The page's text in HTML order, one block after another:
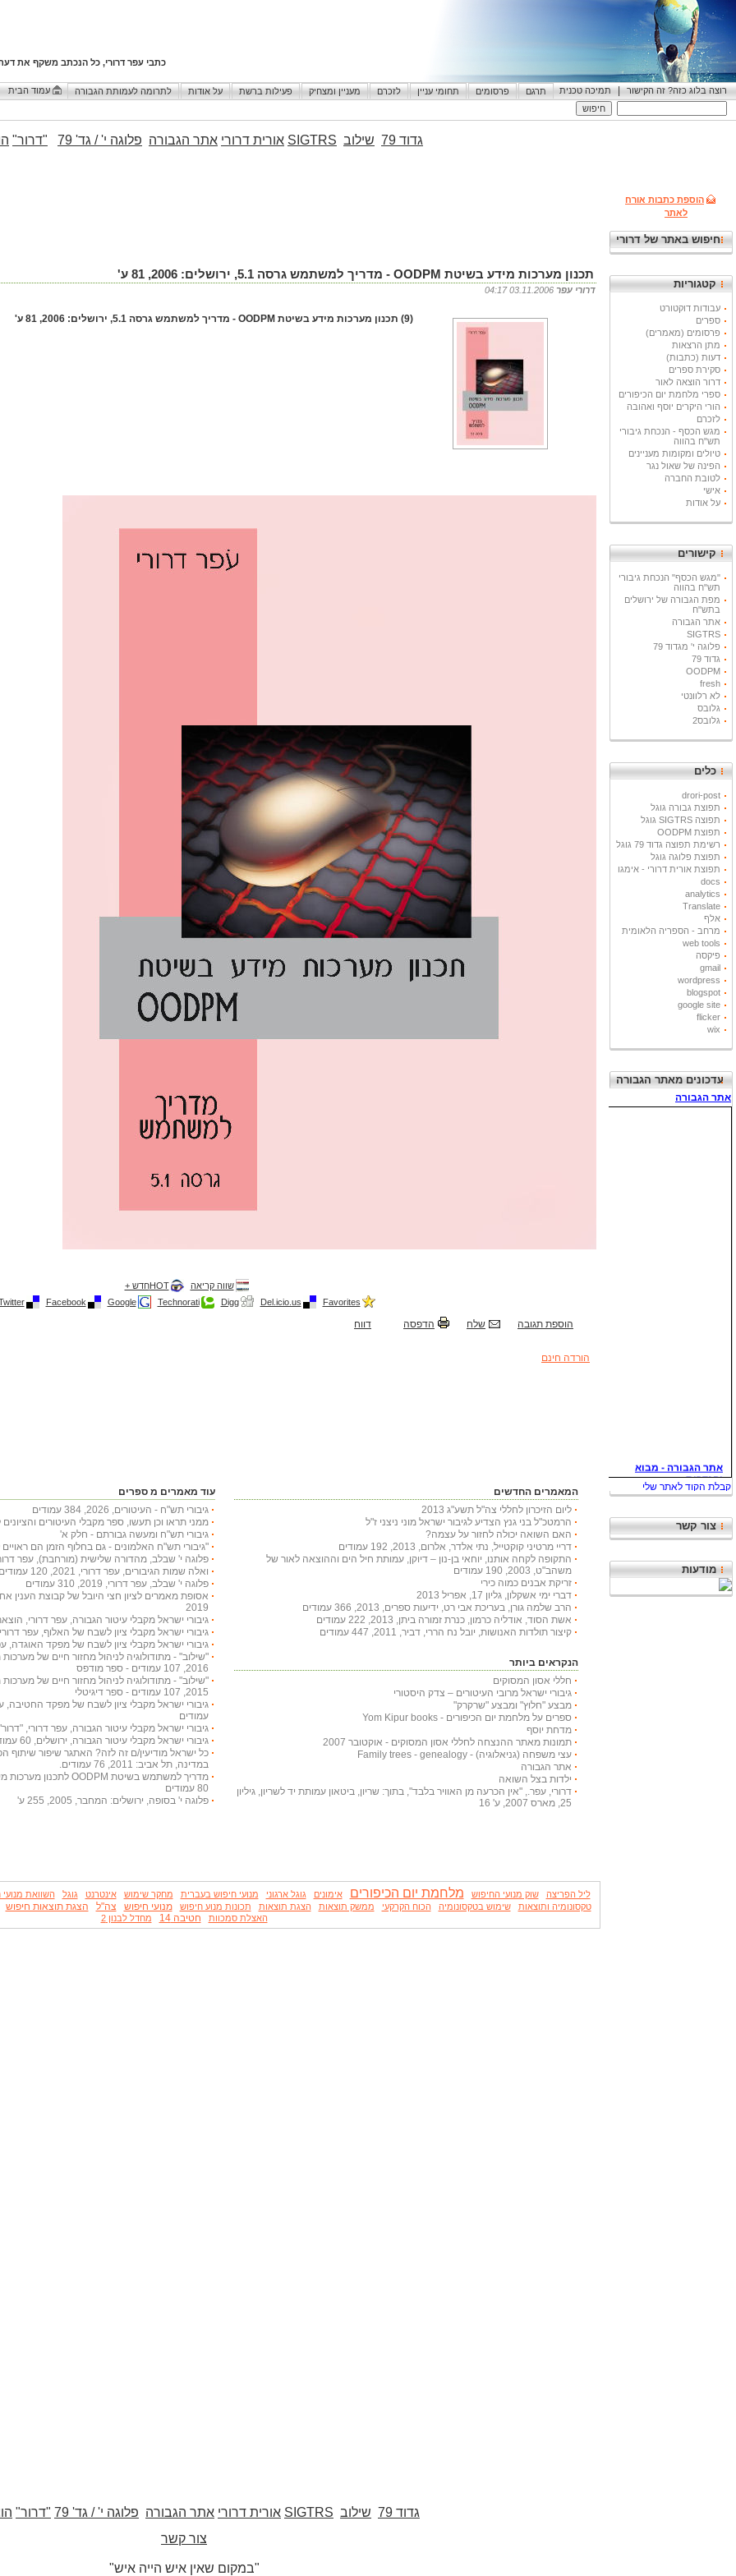
כתבי עפר דרורי, כל הנכתב משקף את
רוצה בלוג כזה? זה הקישור | תמיכה טכנית תרגם פרסומים תחומי עניין לזכרם מעניין ומצחיק פעילות ברשת על אודות לתרומה לעמותת הגבורה עמוד הבית
הוספת כתבות אורח
לאתר
חיפוש באתר של דרורי
קטגוריות
עבודות דוקטורט
ספרים
פרסומים (מאמרים)
מתן הרצאות
דעות (כתבות)
סקירת ספרים
דרור הוצאה לאור
ספרי מלחמת יום הכיפורים
הורי היקרים יוסף ואהובה
לזכרם
מגש הכסף - הנכחת גיבורי
תש"ח בהווה
טיולים ומקומות מעניינים
הפינה של שאול נגר
לטובת החברה
אישי
על אודות
קישורים
"מגש הכסף" הנכחת גיבורי
תש"ח בהווה
מפת הגבורה של ירושלים
בתש"ח
אתר הגבורה
SIGTRS
פלוגה י' מגדוד 79
גדוד 79
OODPM
fresh
לא רלוונטי
גלובס
גלובס2
כלים
drori-post
תפוצת גבורה גוגל
תפוצה SIGTRS גוגל
תפוצת OODPM
רשימת תפוצה גדוד 79 גוגל
תפוצת פלוגה גוגל
תפוצת אורית דרורי - אימגו
docs
analytics
Translate
אלף
מרחב - הספריה הלאומית
web tools
פיקסה
gmail
wordpress
blogspot
google site
flicker
wix
עדכונים מאתר הגבורה
צור קשר
מודעות
גדוד 79 שילוב SIGTRS אורית דרורי אתר הגבורה פלוגה י' / גד' 79 "דרור"
תכנון מערכות מידע בשיטת OODPM - מדריך למשתמש גרסה 5.1, ירושלים: 2006, 81 ע'
דרורי עפר
(9) תכנון מערכות מידע בשיטת OODPM - מדריך למשתמש גרסה 5.1, ירושלים: 2006, 81 ע'
שווה קריאה
HOTחדש +
Favorites
Del.icio.us
Digg
Technorati
Google
Facebook
הוספת תגובה שלח הדפסה דווח
הורדה חינם
המאמרים החדשים
ליום הזיכרון לחללי צה"ל תשע"ג 2013
הרמטכ"ל בני גנץ הצדיע לגיבור ישראל מוני ניצני ז"ל
האם השואה יכולה לחזור על עצמה?
דריי מרטיני קוקטייל, נתי אלדר, אלרום, 2013, 192 עמודים
התקופה לקחה אותנו, יוחאי בן-נון – דיוקן, עמותת חיל הים וההוצאה לאור של
משהב"ט, 2003, 190 עמודים
זריקת אבנים כמוה כירי
דברי ימי אשקלון, גליון 17, אפריל 2013
הרב שלמה גורן, בעריכת אבי רט, ידיעות ספרים, 2013, 366 עמודים
אשת הסוד, אודליה כרמון, כנרת זמורה ביתן, 2013, 222 עמודים
קיצור תולדות האנושות, יובל נח הררי, דביר, 2011, 447 עמודים
הנקראים ביותר
חללי אסון המסוקים
גיבורי ישראל מרובי העיטורים – צדק היסטורי
מבצע "חלוץ" ומבצע "שרקרק"
ספרים על מלחמת יום הכיפורים - Yom Kipur books
מדחת יוסף
תמונות מאתר ההנצחה לחללי אסון המסוקים - אוקטובר 2007
עצי משפחה (גניאלוגיה) - Family trees - genealogy
אתר הגבורה
ילדות בצל השואה
דרורי, עפר., "אין הכרעה מן האוויר בלבד", בתוך: שריון, ביטאון עמותת יד לשריון, גיליון
25, מארס 2007, ע' 16
עוד מאמרים מ ספרים
גיבורי תש"ח - העיטורים, 2026, 384 עמודים
ממני תראו וכן תעשו, ספר מקבלי העיטורים
גיבורי תש"ח ומעשה גבורתם - חלק א'
"גיבורי תש"ח האלמונים - גם בחלוף הזמן הם ראויים
פלוגה י' שבלב, מהדורה שלישית (מורחבת), עפר דרורי, 2023, 318
ואלה שמות הגיבורים, עפר דרורי, 2021, 120 עמודים
פלוגה י' שבלב, עפר דרורי, 2019, 310 עמודים
2019
גיבורי ישראל מקבלי עיטור הגבורה, עפר דרורי, הוצאת דרור, 2017,
גיבורי ישראל מקבלי ציון לשבח של האלוף, עפר דרורי, 2017, 420
גיבורי ישראל מקבלי ציון לשבח של מפקד האוגדה, עפר דרורי, 2016,
"שילוב" - מתודולוגיה לניהול מחזור חיים של
2016, 107 עמודים - ספר מודפס
"שילוב" - מתודולוגיה לניהול מחזור חיים של
2015, 107 עמודים - ספר דיגיטלי
עמודים
גיבורי ישראל מקבלי עיטור הגבורה, עפר דרורי, "דרור", 2014, 82
גיבורי ישראל מקבלי עיטור הגבורה, ירושלים, 60 עמודים, 2013
כל ישראל מודיעין/ם זה לזה? האתגר שיפור שיתוף
במדינה, תל אביב: 2011, 76 עמודים.
80 עמודים
פלוגה י' בסופה, ירושלים: המחבר, 2005, 255 ע'
ליל הפריצה שוק מנועי החיפוש מלחמת יום הכיפורים אימונים גוגל ארגוני מנועי חיפוש בעברית מחקר שימוש אינטרנט גוגל השוואת מנועי
טקסונומיה ותוצאות
שימוש בטקסונומיה הכוח הקרקעי ממשק תוצאות הצגת תוצאות תכונות מנוע חיפוש מנועי חיפוש צה"ל הצגת תוצאות חיפוש
האצלת סמכוות
חטיבה 14 מחדל לבנון 2
גדוד 79 שילוב SIGTRS אורית דרורי אתר הגבורה פלוגה י' / גד' 79 "דרור"
צור קשר
"במקום שאין איש הייה איש"